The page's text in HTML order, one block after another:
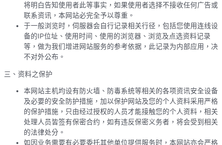
将明白告知使用者此等事实，如果使用者选择不接收任何广告或
联系资讯，本网站必完全予以尊重。
于一般浏览时，伺服器会自行记录相关行径，包括您使用连线设
备的IP位址、使用时间、使用的浏览器、浏览及点选资料记录
等，做为我们增进网站服务的参考依据，此记录为内部应用，决
不对外公布。
三、资料之保护
本网站主机均设有防火墙、防毒系统等相关的各项资讯安全设备
及必要的安全防护措施，加以保护网站及您的个人资料采用严格
的保护措施，只由经过授权的人员才能接触您的个人资料，相关
处理人员皆签有保密合约，如有违反保密义务者，将会受到相关
的法律处分。
如因业务需要有必要委托其他单位提供服务时，本网站亦会严格